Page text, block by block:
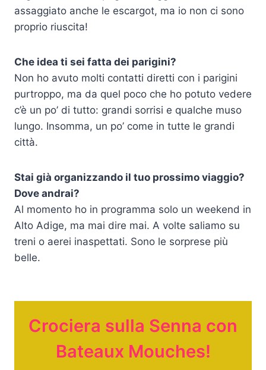
assaggiato anche le escargot, ma io non ci sono
proprio riuscita!
Che idea ti sei fatta dei parigini?
Non ho avuto molti contatti diretti con i parigini
purtroppo, ma da quel poco che ho potuto vedere
c’è un po’ di tutto: grandi sorrisi e qualche muso
lungo. Insomma, un po’ come in tutte le grandi
città.
Stai già organizzando il tuo prossimo viaggio?
Dove andrai?
Al momento ho in programma solo un weekend in
Alto Adige, ma mai dire mai. A volte saliamo su
treni o aerei inaspettati. Sono le sorprese più
belle.
Crociera sulla Senna con
Bateaux Mouches!